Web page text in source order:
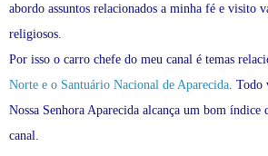
abordo assuntos relacionados a minha fé e visito
religiosos.
Por isso o carro chefe do meu canal é temas
Norte e o Santuário Nacional de Aparecida .
Nossa Senhora Aparecida alcança um bom índice
canal.